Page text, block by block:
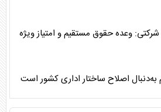
وعده حقوق مستقیم و امتیاز ویژه
به‌دنبال اصلاح ساختار اداری کشور است